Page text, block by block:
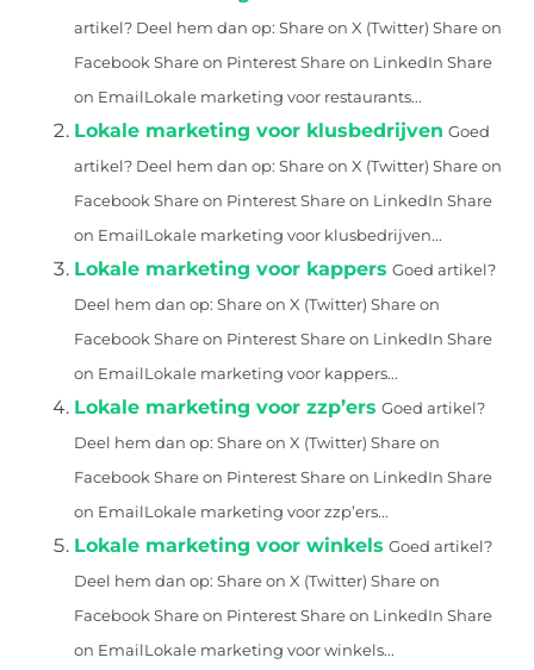
artikel? Deel hem dan op: Share on X (Twitter) Share on
Facebook Share on Pinterest Share on LinkedIn Share
on EmailLokale marketing voor restaurants...
Lokale marketing voor klusbedrijven Goed
artikel? Deel hem dan op: Share on X (Twitter) Share on
Facebook Share on Pinterest Share on LinkedIn Share
on EmailLokale marketing voor klusbedrijven...
Lokale marketing voor kappers Goed artikel?
Deel hem dan op: Share on X (Twitter) Share on
Facebook Share on Pinterest Share on LinkedIn Share
on EmailLokale marketing voor kappers...
Lokale marketing voor zzp’ers Goed artikel?
Deel hem dan op: Share on X (Twitter) Share on
Facebook Share on Pinterest Share on LinkedIn Share
on EmailLokale marketing voor zzp’ers...
Lokale marketing voor winkels Goed artikel?
Deel hem dan op: Share on X (Twitter) Share on
Facebook Share on Pinterest Share on LinkedIn Share
on EmailLokale marketing voor winkels...